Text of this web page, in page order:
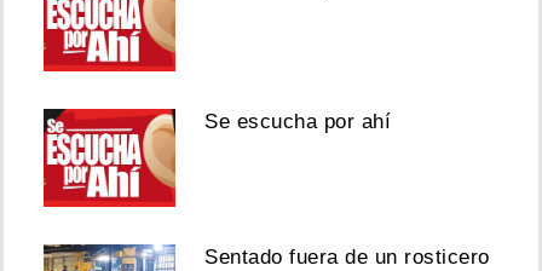
Se escucha por ahí
Sentado fuera de un rosticero